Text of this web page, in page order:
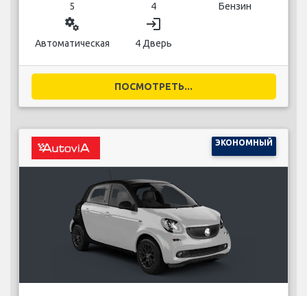
5 4 Бензин
miscellaneous_services
Автоматическая
login
4 Дверь
ПОСМОТРЕТЬ...
ЭКОНОМНЫЙ